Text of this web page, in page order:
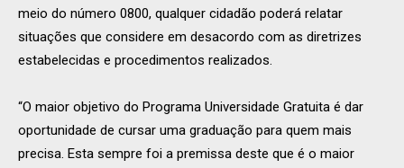
meio do número 0800, qualquer cidadão poderá relatar
situações que considere em desacordo com as diretrizes
estabelecidas e procedimentos realizados.
“O maior objetivo do Programa Universidade Gratuita é dar
oportunidade de cursar uma graduação para quem mais
precisa. Esta sempre foi a premissa deste que é o maior